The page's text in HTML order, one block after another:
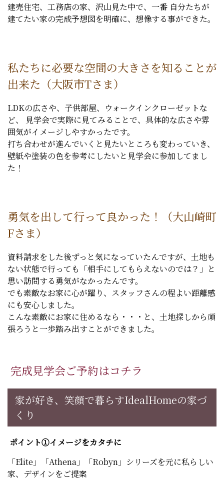
建売住宅、工務店の家、沢山見た中で、一番 自分たちが
建てたい家の完成予想図を明確に、想像する事ができた。
私たちに必要な空間の大きさを知ることが
出来た（大阪市Tさま）
LDKの広さや、子供部屋、ウォークインクローゼットな
ど、 見学会で実際に見てみることで、具体的な広さや雰
囲気がイメージしやすかったです。
打ち合わせが進んでいくと見たいところも変わっていき、
壁紙や塗装の色を参考にしたいと見学会に参加してまし
た！
勇気を出して行って良かった！（大山崎町
Fさま）
資料請求をした後ずっと気になっていたんですが、土地も
ない状態で行っても「相手にしてもらえないのでは？」と
思い訪問する勇気がなかったんです。
でも素敵なお家に心が躍り、スタッフさんの程よい距離感
にも安心しました。
こんな素敵にお家に住めるなら・・・と、土地探しから頑
張ろうと一歩踏み出すことができました。
完成見学会ご予約はコチラ
家が好き、笑顔で暮らすIdealHomeの家づ
くり
ポイント①イメージをカタチに
「Elite」「Athena」「Robyn」シリーズを元に私らしい
家、デザインをご提案